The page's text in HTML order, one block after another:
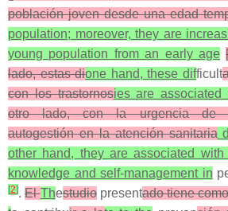
población joven desde una edad
population; moreover, they are
young population from an early age
lado, estas dione hand, these difficult
con los trastornosies are associated
otro lado, con la urgencia de
autogestión en la atención sanitaria
other hand, they are associated
knowledge and self-management in
[2].ElThestudiopresentado tiene